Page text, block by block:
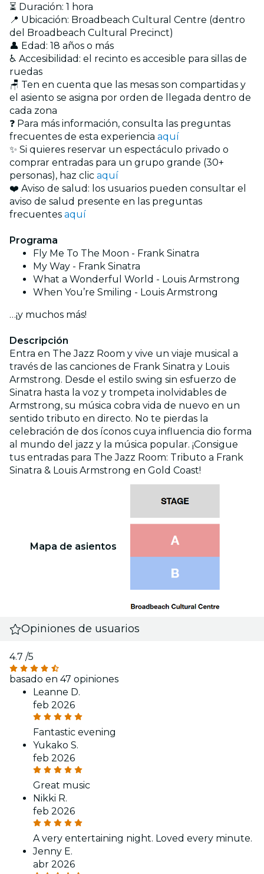
⏳ Duración: 1 hora
📍 Ubicación: Broadbeach Cultural Centre (dentro
del Broadbeach Cultural Precinct)
👤 Edad: 18 años o más
♿ Accesibilidad: el recinto es accesible para sillas de
ruedas
🪑 Ten en cuenta que las mesas son compartidas y
el asiento se asigna por orden de llegada dentro de
cada zona
❓ Para más información, consulta las preguntas
frecuentes de esta experiencia aquí
✨ Si quieres reservar un espectáculo privado o
comprar entradas para un grupo grande (30+
personas), haz clic aquí
❤️ Aviso de salud: los usuarios pueden consultar el
aviso de salud presente en las preguntas
frecuentes aquí
Programa
Fly Me To The Moon - Frank Sinatra
My Way - Frank Sinatra
What a Wonderful World - Louis Armstrong
When You’re Smiling - Louis Armstrong
…¡y muchos más!
Descripción
Entra en The Jazz Room y vive un viaje musical a
través de las canciones de Frank Sinatra y Louis
Armstrong. Desde el estilo swing sin esfuerzo de
Sinatra hasta la voz y trompeta inolvidables de
Armstrong, su música cobra vida de nuevo en un
sentido tributo en directo. No te pierdas la
celebración de dos íconos cuya influencia dio forma
al mundo del jazz y la música popular. ¡Consigue
tus entradas para The Jazz Room: Tributo a Frank
Sinatra & Louis Armstrong en Gold Coast!
Mapa de asientos
Opiniones de usuarios
4.7 /5
basado en 47 opiniones
Leanne D.
feb 2026
Fantastic evening
Yukako S.
feb 2026
Great music
Nikki R.
feb 2026
A very entertaining night. Loved every minute.
Jenny E.
abr 2026